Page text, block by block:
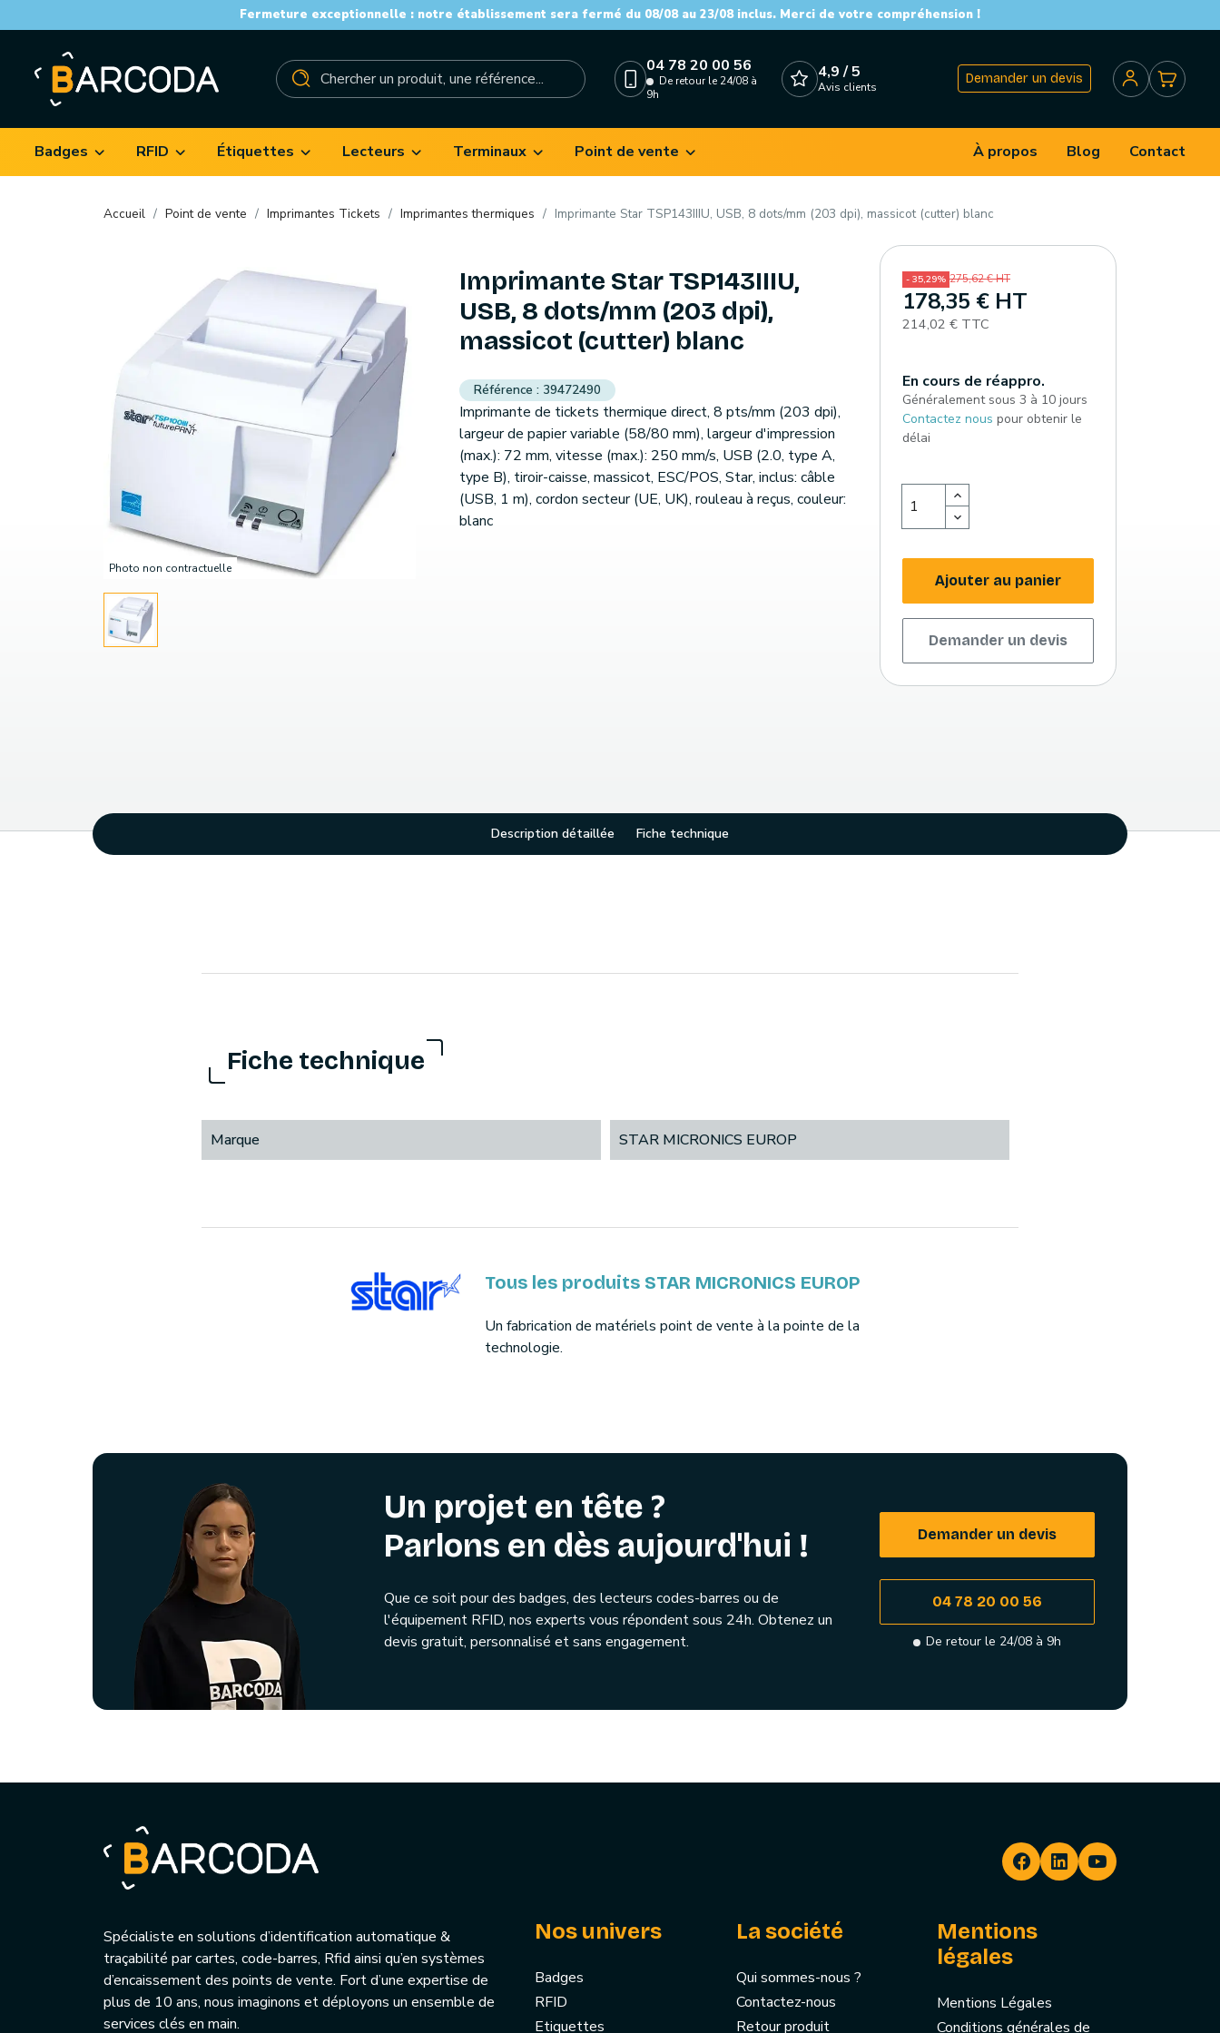
Fermeture exceptionnelle : notre établissement sera fermé du 08/08 au 23/08 inclus. Merci de votre compréhension !
04 78 20 00 56
De retour le 24/08 à
9h
4,9 / 5
Avis clients
Demander un devis
Badges RFID Étiquettes Lecteurs Terminaux Point de vente À propos Blog Contact
Accueil Point de vente Imprimantes Tickets Imprimantes thermiques Imprimante Star TSP143IIIU, USB, 8 dots/mm (203 dpi), massicot (cutter) blanc
Photo non contractuelle
Imprimante Star TSP143IIIU,
USB, 8 dots/mm (203 dpi),
massicot (cutter) blanc
39472490
Imprimante de tickets thermique direct, 8 pts/mm (203 dpi),
largeur de papier variable (58/80 mm), largeur d'impression
(max.): 72 mm, vitesse (max.): 250 mm/s, USB (2.0, type A,
type B), tiroir-caisse, massicot, ESC/POS, Star, inclus: câble
(USB, 1 m), cordon secteur (UE, UK), rouleau à reçus, couleur:
blanc
- 35,29% 275,62 € HT
178,35 € HT
214,02 € TTC
En cours de réappro.
Généralement sous 3 à 10 jours
Contactez nous pour obtenir le
délai
Ajouter au panier
Demander un devis
Description détaillée Fiche technique
Fiche technique
Marque STAR MICRONICS EUROP
Tous les produits STAR MICRONICS EUROP
Un fabrication de matériels point de vente à la pointe de la
technologie.
Un projet en tête ?
Parlons en dès aujourd'hui !
Que ce soit pour des badges, des lecteurs codes-barres ou de
l'équipement RFID, nos experts vous répondent sous 24h. Obtenez un
devis gratuit, personnalisé et sans engagement.
Demander un devis
04 78 20 00 56
De retour le 24/08 à 9h
Spécialiste en solutions d’identification automatique &
traçabilité par cartes, code-barres, Rfid ainsi qu’en systèmes
d’encaissement des points de vente. Fort d’une expertise de
plus de 10 ans, nous imaginons et déployons un ensemble de
services clés en main.
Nos univers
Badges
RFID
Etiquettes
La société
Qui sommes-nous ?
Contactez-nous
Retour produit
Mentions
légales
Mentions Légales
Conditions générales de